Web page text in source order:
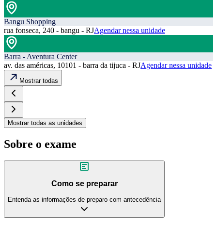
Bangu Shopping
rua fonseca, 240 - bangu - RJAgendar nessa unidade
Barra - Aventura Center
av. das américas, 10101 - barra da tijuca - RJAgendar nessa unidade
Mostrar todas
Mostrar todas as unidades
Sobre o exame
Como se preparar
Entenda as informações de preparo com antecedência